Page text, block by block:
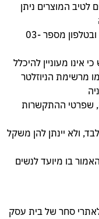
לטיב המוצרים ניתן
בדוא”ל – contact@tireclub.com ובטלפון מספר 03-
מעוניין להיכלל
מרשימת הניוזלטר
ההתקשרות
ולא יינתן להן משקל
בו מיועד לנשים
לאתרי סחר של בית עסק